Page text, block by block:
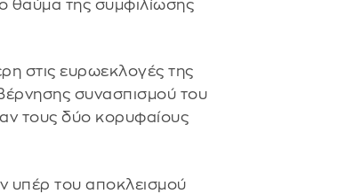
θαύμα της συμφιλίωσης
στις ευρωεκλογές της
συνασπισμού του
τους δύο κορυφαίους
υπέρ του αποκλεισμού